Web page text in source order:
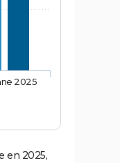
2025
en 2025,